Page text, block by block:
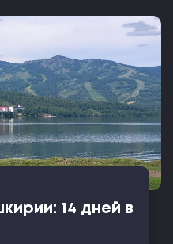
14 дней в